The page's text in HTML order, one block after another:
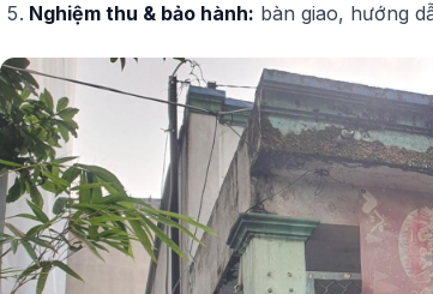
Nghiệm thu & bảo hành: bàn giao, hướng